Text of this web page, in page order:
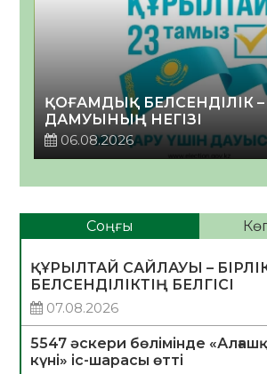
ҚОҒАМДЫҚ БЕЛСЕНДІЛІК –
ДАМУЫНЫҢ НЕГІЗІ
06.08.2026
Соңғы
ҚҰРЫЛТАЙ САЙЛАУЫ –
БЕЛСЕНДІЛІКТІҢ БЕЛГІСІ
07.08.2026
5547 әскери бөлімінде
күні» іс-шарасы өтті